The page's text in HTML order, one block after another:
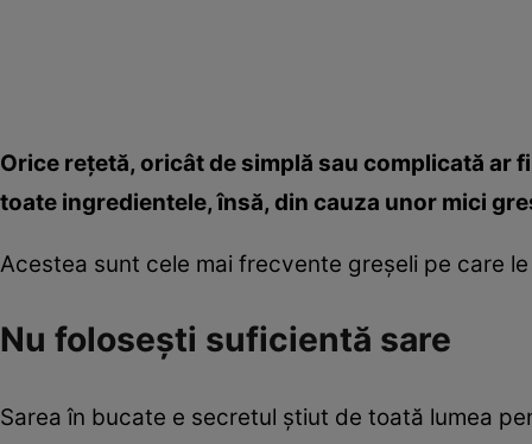
Orice reţetă, oricât de simplă sau complicată ar
toate ingredientele, însă, din cauza unor mici
Acestea sunt cele mai frecvente greşeli pe care
Nu foloseşti suficientă sare
Sarea în bucate e secretul ştiut de toată lumea